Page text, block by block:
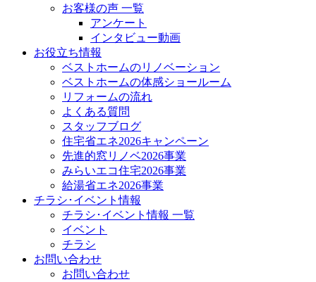
お客様の声 一覧
アンケート
インタビュー動画
お役立ち情報
ベストホームのリノベーション
ベストホームの体感ショールーム
リフォームの流れ
よくある質問
スタッフブログ
住宅省エネ2026キャンペーン
先進的窓リノベ2026事業
みらいエコ住宅2026事業
給湯省エネ2026事業
チラシ･イベント情報
チラシ･イベント情報 一覧
イベント
チラシ
お問い合わせ
お問い合わせ